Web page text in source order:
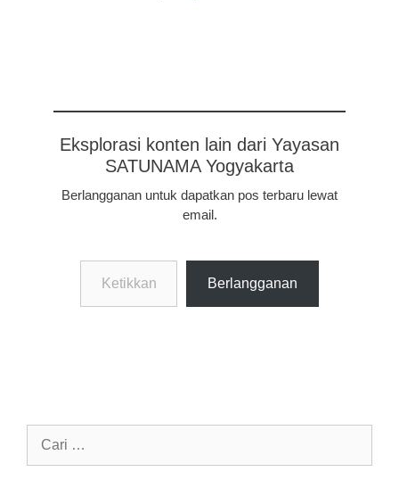
Eksplorasi konten lain dari Yayasan
SATUNAMA Yogyakarta
Berlangganan untuk dapatkan pos terbaru lewat
email.
email
Berlangganan
Cari